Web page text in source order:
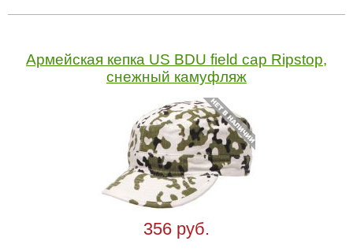
Армейская кепка US BDU field cap Ripstop,
снежный камуфляж
356 руб.